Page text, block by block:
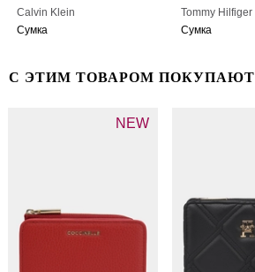
Calvin Klein
Сумка
Tommy Hilfiger
Сумка
С ЭТИМ ТОВАРОМ ПОКУПАЮТ
NEW